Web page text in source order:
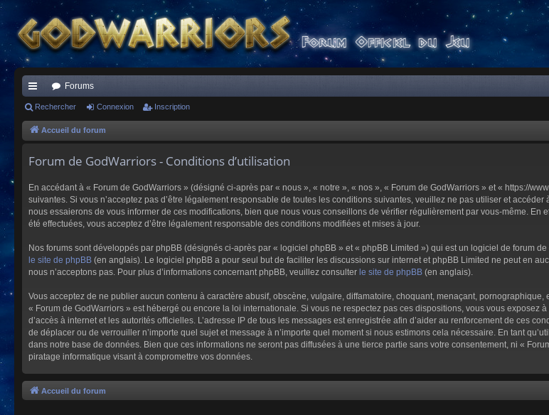
ac
co
s
Forums
Rechercher Connexion Inscription
Accueil du forum
Forum de GodWarriors - Conditions d’utilisation
En accédant à « Forum de GodWarriors » (désigné ci-après par « nous », « notre », « nos », « Forum de GodWarriors » et « https://
suivantes. Si vous n’acceptez pas d’être légalement responsable de toutes les conditions suivantes, veuillez ne pas utiliser et
nous essaierons de vous informer de ces modifications, bien que nous vous conseillons de vérifier régulièrement par vous-même.
été effectuées, vous acceptez d’être légalement responsable des conditions modifiées et mises à jour.
Nos forums sont développés par phpBB (désignés ci-après par « logiciel phpBB » et « phpBB Limited ») qui est un logiciel de forum
le site de phpBB (en anglais). Le logiciel phpBB a pour seul but de faciliter les discussions sur internet et phpBB Limited ne peut en
nous n’acceptons pas. Pour plus d’informations concernant phpBB, veuillez consulter le site de phpBB (en anglais).
Vous acceptez de ne publier aucun contenu à caractère abusif, obscène, vulgaire, diffamatoire, choquant, menaçant,
« Forum de GodWarriors » est hébergé ou encore la loi internationale. Si vous ne respectez pas ces dispositions, vous vous exposez
d’accès à internet et les autorités officielles. L’adresse IP de tous les messages est enregistrée afin d’aider au renforcement de ces
de déplacer ou de verrouiller n’importe quel sujet et message à n’importe quel moment si nous estimons cela nécessaire. En tant
dans notre base de données. Bien que ces informations ne seront pas diffusées à une tierce partie sans votre consentement, ni «
piratage informatique visant à compromettre vos données.
Accueil du forum